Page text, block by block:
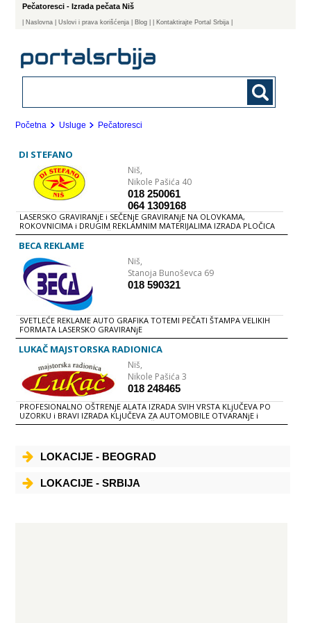
Pečatoresci - Izrada pečata Niš
Naslovna | Uslovi i prava korišćenja Blog | Kontaktirajte Portal Srbija |
Početna Usluge Pečatoresci
DI STEFANO
Niš,
Nikole Pašića 40
018 250061
064 1309168
LASERSKO GRAVIRANjE i SEČENjE GRAVIRANjE NA OLOVKAMA,
ROKOVNICIMA i DRUGIM REKLAMNIM MATERIJALIMA IZRADA PLOČICA
ZA VRATA - NATPIS PLOČE ZA FIRME NAREZIVANjE STANDARDNIH
KLjUČEVA KLjUČEVI ZA SVE VRSTE AUTOMOBILA UGRADNjA
BECA REKLAME
Niš,
Stanoja Bunoševca 69
018 590321
SVETLEĆE REKLAME AUTO GRAFIKA TOTEMI PEČATI ŠTAMPA VELIKIH
FORMATA LASERSKO GRAVIRANjE
LUKAČ MAJSTORSKA RADIONICA
Niš,
Nikole Pašića 3
018 248465
PROFESIONALNO OŠTRENjE ALATA IZRADA SVIH VRSTA KLjUČEVA PO
UZORKU i BRAVI IZRADA KLjUČEVA ZA AUTOMOBILE OTVARANjE i
POPRAVKA AUTO BRAVA IZRADA PEČATA KOMPJUTERSKO GRAVIRANjE
LOKACIJE - BEOGRAD
LOKACIJE - SRBIJA